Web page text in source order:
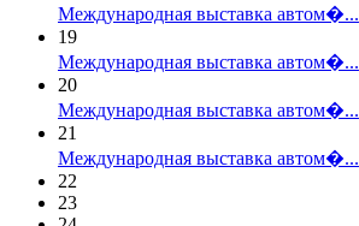
Международная выставка автом�...
19
Международная выставка автом�...
20
Международная выставка автом�...
21
Международная выставка автом�...
22
23